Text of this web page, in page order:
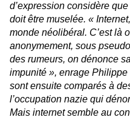
d’expression considère
doit être muselée. «
monde néolibéral. C’est là
anonymement, sous
des rumeurs, on dénonce
impunité », enrage Philippe
sont ensuite comparés à
l’occupation nazie qui
Mais internet semble au